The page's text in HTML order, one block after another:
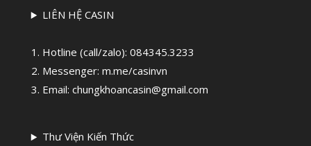
LIÊN HỆ CASIN
1. Hotline (call/zalo): 084345.3233
2. Messenger: m.me/casinvn
3. Email: chungkhoancasin@gmail.com
Thư Viện Kiến Thức